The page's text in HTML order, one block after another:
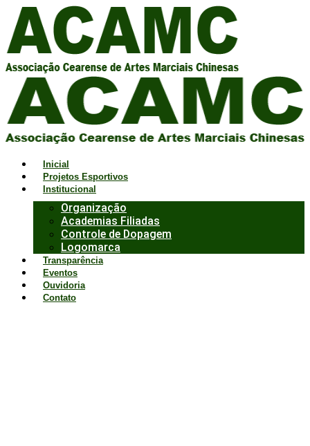
Inicial
Projetos Esportivos
Institucional
Organização
Academias Filiadas
Controle de Dopagem
Logomarca
Transparência
Eventos
Ouvidoria
Contato